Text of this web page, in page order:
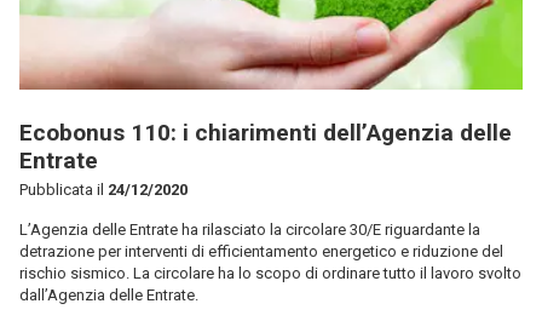
Ecobonus 110: i chiarimenti dell’Agenzia delle
Entrate
Pubblicata il 24/12/2020
L’Agenzia delle Entrate ha rilasciato la circolare 30/E riguardante la
detrazione per interventi di efficientamento energetico e riduzione del
rischio sismico. La circolare ha lo scopo di ordinare tutto il lavoro svolto
dall’Agenzia delle Entrate.